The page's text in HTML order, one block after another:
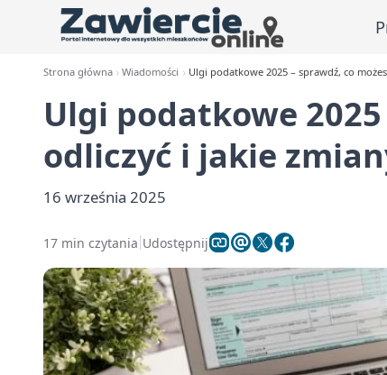
Strona główna Wiadomości Ulgi podatkowe 2025 – sprawdź, co
Ulgi podatkowe
odliczyć i jakie
16 września 2025
17 min czytania Udostępnij